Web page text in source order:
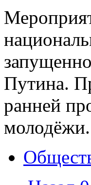
Путина.
ранней
молодёжи.